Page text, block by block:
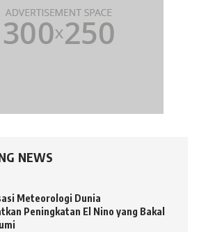
NEWS
Meteorologi Dunia
Peningkatan El Nino yang Bakal